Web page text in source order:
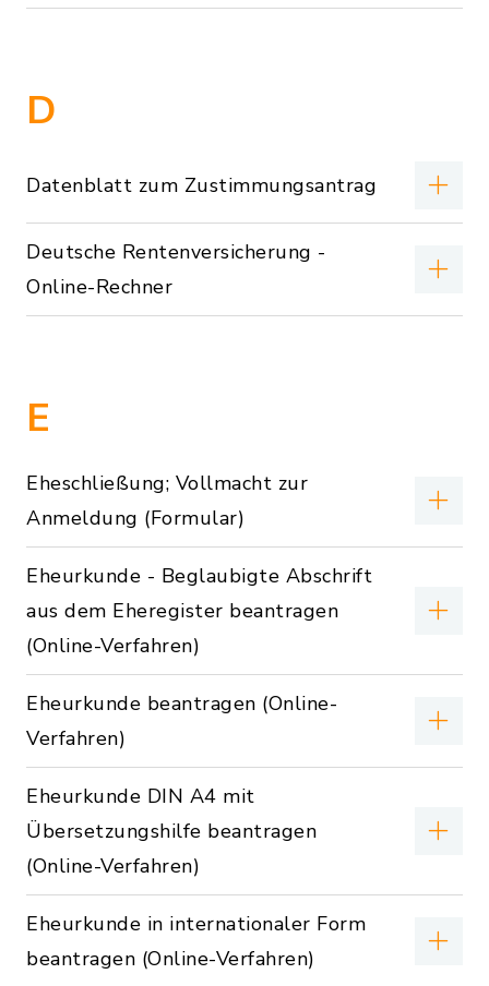
D
Datenblatt zum Zustimmungsantrag
Deutsche Rentenversicherung -
Online-Rechner
E
Eheschließung; Vollmacht zur
Anmeldung (Formular)
Eheurkunde - Beglaubigte Abschrift
aus dem Eheregister beantragen
(Online-Verfahren)
Eheurkunde beantragen (Online-
Verfahren)
Eheurkunde DIN A4 mit
Übersetzungshilfe beantragen
(Online-Verfahren)
Eheurkunde in internationaler Form
beantragen (Online-Verfahren)